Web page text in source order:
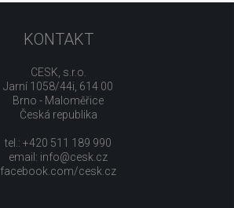
KONTAKT
CESK, s.r.o.
Jarní 1058/44i, 614 00
Brno - Maloměřice
Česká republika
tel.: +420 511 189 990
email: info@cesk.cz
facebook.com/cesk.cz